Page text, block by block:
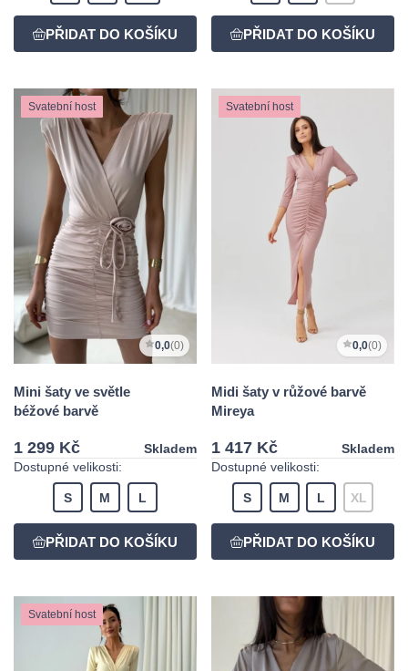
Svatební host
0,0(0)
Mini šaty ve světle
béžové barvě
1 299 Kč
Skladem
Dostupné velikosti:
S M L
Svatební host
0,0(0)
Midi šaty v růžové barvě
Mireya
1 417 Kč
Skladem
Dostupné velikosti:
S M L XL
Svatební host